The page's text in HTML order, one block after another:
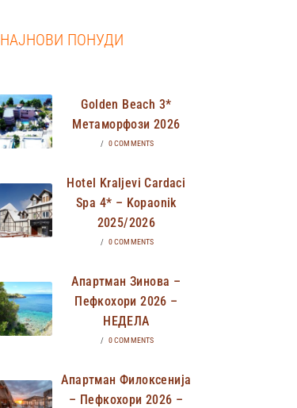
НАЈНОВИ ПОНУДИ
Golden Beach 3*
Метаморфози 2026
/ 0 COMMENTS
Hotel Kraljevi Cardaci
Spa 4* – Kopaonik
2025/2026
/ 0 COMMENTS
Апартман Зинова –
Пефкохори 2026 –
НЕДЕЛА
/ 0 COMMENTS
Апартман Филоксенија
– Пефкохори 2026 –